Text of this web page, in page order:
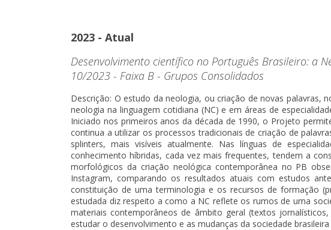
2023 - Atual
Desenvolvimento científico no Português Brasileiro: a
10/2023 - Faixa B - Grupos Consolidados
Descrição: O estudo da neologia, ou criação de novas
neologia na linguagem cotidiana (NC) e em áreas de
Iniciado nos primeiros anos da década de 1990, o Projeto
continua a utilizar os processos tradicionais de criação de
splinters, mais visíveis atualmente. Nas línguas de
conhecimento híbridas, cada vez mais frequentes, tendem a
morfológicos da criação neológica contemporânea no PB
Instagram, comparando os resultados atuais com estudos
constituição de uma terminologia e os recursos de formação
estudada diz respeito a como a NC reflete os rumos de uma
materiais contemporâneos de âmbito geral (textos
estudar o desenvolvimento e as mudanças da sociedade